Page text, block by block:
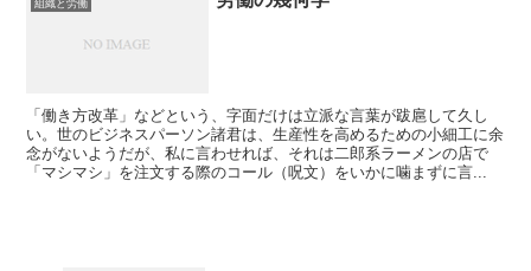
組織と労働
「働き方改革」などという、字面だけは立派な言葉が跋扈して久し
い。世のビジネスパーソン諸君は、生産性を高めるための小細工に余
念がないようだが、私に言わせれば、それは二郎系ラーメンの店で
「マシマシ」を注文する際のコール（呪文）をいかに噛まずに言...